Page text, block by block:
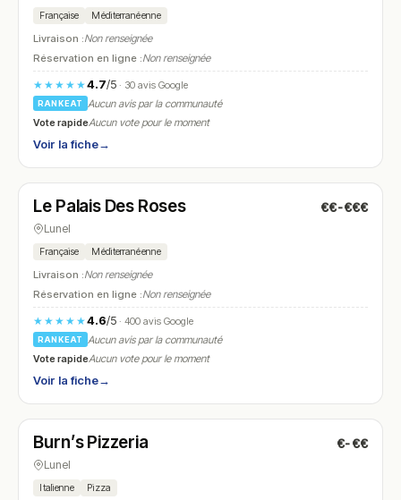
Française Méditerranéenne
Livraison :Non renseignée
Réservation en ligne :Non renseignée
★★★★★4.7/5· 30 avis Google
RANKEAT
Aucun avis par la communauté
Vote rapideAucun vote pour le moment
Voir la fiche→
N° 23
Le Palais Des Roses €€-€€€
Lunel
Française Méditerranéenne
Livraison :Non renseignée
Réservation en ligne :Non renseignée
★★★★★4.6/5· 400 avis Google
RANKEAT
Aucun avis par la communauté
Vote rapideAucun vote pour le moment
Voir la fiche→
N° 24
Burn’s Pizzeria €-€€
Lunel
Italienne Pizza